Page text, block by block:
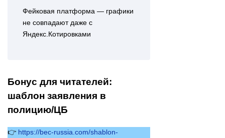
Фейковая платформа — графики
не совпадают даже с
Яндекс.Котировками
Бонус для читателей:
шаблон заявления в
полицию/ЦБ
👉 https://bec-russia.com/shablon-